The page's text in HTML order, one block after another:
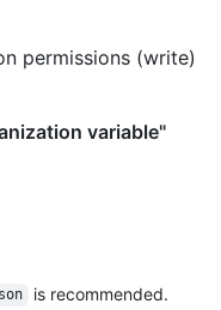
permissions (write)
variable"
is recommended.